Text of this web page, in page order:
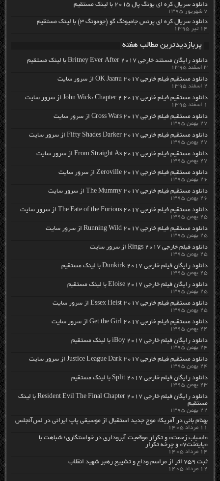
دانلود سریال کره ای یونگ پال ۲۰۱۵ با لینک مستقیم
۷ شهریور ۱۳۹۵
دانلود سریال کره ای پرنس جامیونگ گو (جومونگ ۳) با لینک مستقیم
۱۴ تیر ۱۳۹۵
پربازدیدترین مطالب هفته
دانلود رایگان مسنتد خارجی Britney Ever After 2017 با لینک مستقیم
۳ اسفند ۱۳۹۵
دانلود مستقیم فیلم خارجی OK Jaanu 2017 از سرور سایت
۲ اسفند ۱۳۹۵
دانلود مستقیم فیلم خارجی John Wick: Chapter 2 2017 از سرور سایت
۱ اسفند ۱۳۹۵
دانلود مستقیم فیلم خارجی Cross Wars 2017 از سرور سایت
۲۷ بهمن ۱۳۹۵
دانلود مستقیم فیلم خارجی Fifty Shades Darker 2017 از سرور سایت
۲۷ بهمن ۱۳۹۵
دانلود مستقیم فیلم خارجی From Straight As 2017 از سرور سایت
۲۷ بهمن ۱۳۹۵
دانلود مستقیم فیلم خارجی Zeroville 2017 از سرور سایت
۲۶ بهمن ۱۳۹۵
دانلود مستقیم فیلم خارجی The Mummy 2017 از سرور سایت
۲۶ بهمن ۱۳۹۵
دانلود مستقیم فیلم خارجی The Fate of the Furious 2017 از سرور سایت
۲۵ بهمن ۱۳۹۵
دانلود مستقیم فیلم خارجی Running Wild 2017 از سرور سایت
۲۵ بهمن ۱۳۹۵
دانلود فیلم خارجی Rings 2017 از سرور سایت
۲۵ بهمن ۱۳۹۵
دانلود رایگان فیلم خارجی Dunkirk 2017 با لینک مستقیم
۲۵ بهمن ۱۳۹۵
دانلود رایگان فیلم خارجی Eloise 2017 با لینک مستقیم
۲۵ بهمن ۱۳۹۵
دانلود مستقیم فیلم خارجی Essex Heist 2017 از سرور سایت
۲۵ بهمن ۱۳۹۵
دانلود مستقیم فیلم خارجی Get the Girl 2017 از سرور سایت
۲۴ بهمن ۱۳۹۵
دانلود رایگان فیلم خارجی iBoy 2017 با لینک مستقیم
۲۴ بهمن ۱۳۹۵
دانلود مستقیم فیلم خارجی Justice League Dark 2017 از سرور سایت
۲۴ بهمن ۱۳۹۵
دانلود رایگان فیلم خارجی Split 2017 با لینک مستقیم
۲۳ بهمن ۱۳۹۵
دانلود رایگان فیلم خارجی Resident Evil The Final Chapter 2017 با لینک
مستقیم
۲۲ بهمن ۱۳۹۵
بهنام بانی در آمریکا: موج جدید استقبال از موسیقی پاپ ایرانی در لس‌آنجلس
۱۱ مرداد ۱۴۰۵
«اسباب زحمت» و تکرار موقعیت آبروداری در خواستگاری؛ شباهت با
«پایتخت۷» و چرخه تکرار
۱۴ مرداد ۱۴۰۵
ثبت ۷۵۹ اثر از مراسم وداع و تشییع رهبر شهید انقلاب
۱۲ مرداد ۱۴۰۵